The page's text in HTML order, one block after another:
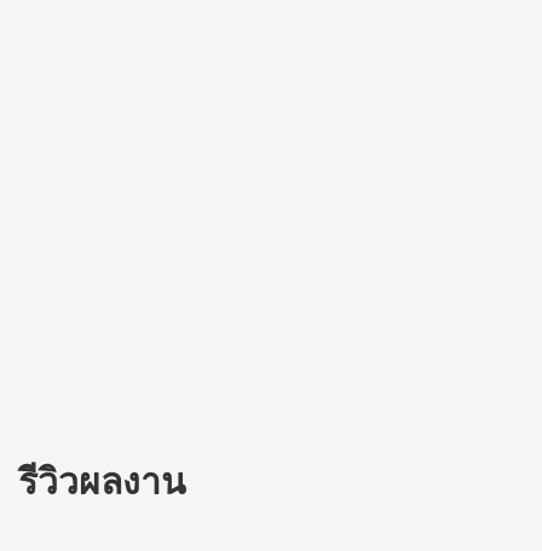
รีวิวผลงาน